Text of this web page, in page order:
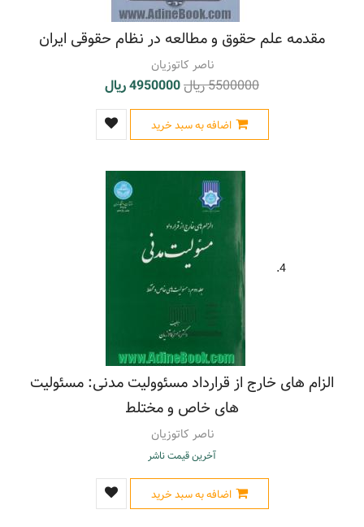
مقدمه علم حقوق و مطالعه در نظام حقوقی ایران
ناصر کاتوزیان
5500000 ریال 4950000 ریال
اضافه به سبد خرید
4.
الزام های خارج از قرارداد مسئوولیت مدنی: مسئولیت
های خاص و مختلط
ناصر کاتوزیان
آخرین قیمت ناشر
اضافه به سبد خرید